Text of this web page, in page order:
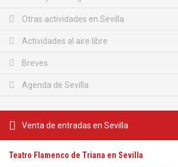
Otras actividades en Sevilla
Actividades al aire libre
Breves
Agenda de Sevilla
Venta de entradas en Sevilla
Teatro Flamenco de Triana en Sevilla